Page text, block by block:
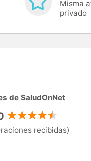
Misma
privado
de SaludOnNet
recibidas)